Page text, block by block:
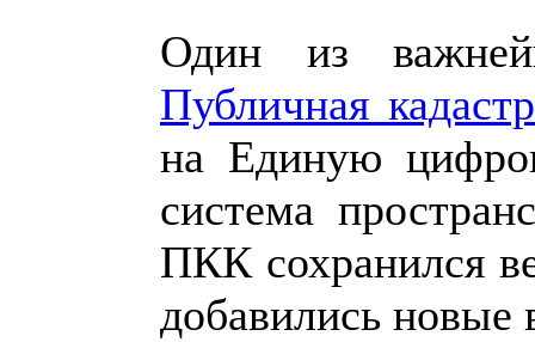
Один из
Публичная
на Единую
система
ПКК сохранился
добавились новые